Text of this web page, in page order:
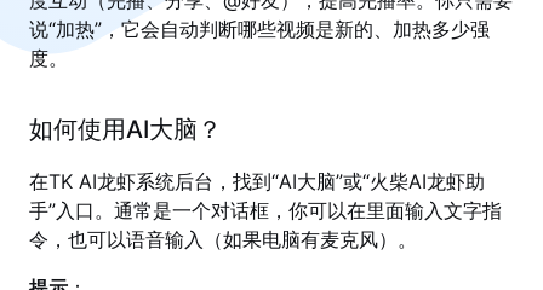
说“加热”，它会自动判断哪些视频是新的、加热多少强
度。
如何使用AI大脑？
在TK AI龙虾系统后台，找到“AI大脑”或“火柴AI龙虾助
手”入口。通常是一个对话框，你可以在里面输入文字指
令，也可以语音输入（如果电脑有麦克风）。